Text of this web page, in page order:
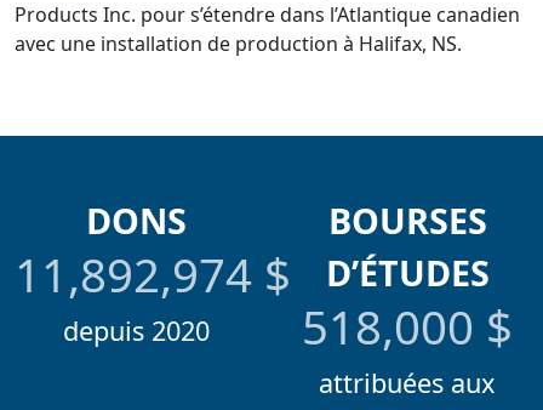
Products Inc. pour s’étendre dans l’Atlantique canadien
avec une installation de production à Halifax, NS.
DONS
11,892,974 $
depuis 2020
BOURSES
D’ÉTUDES
518,000 $
attribuées aux